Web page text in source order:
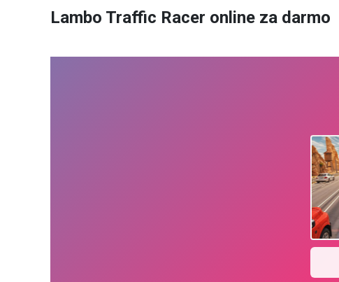
Lambo Traffic Racer online za darmo